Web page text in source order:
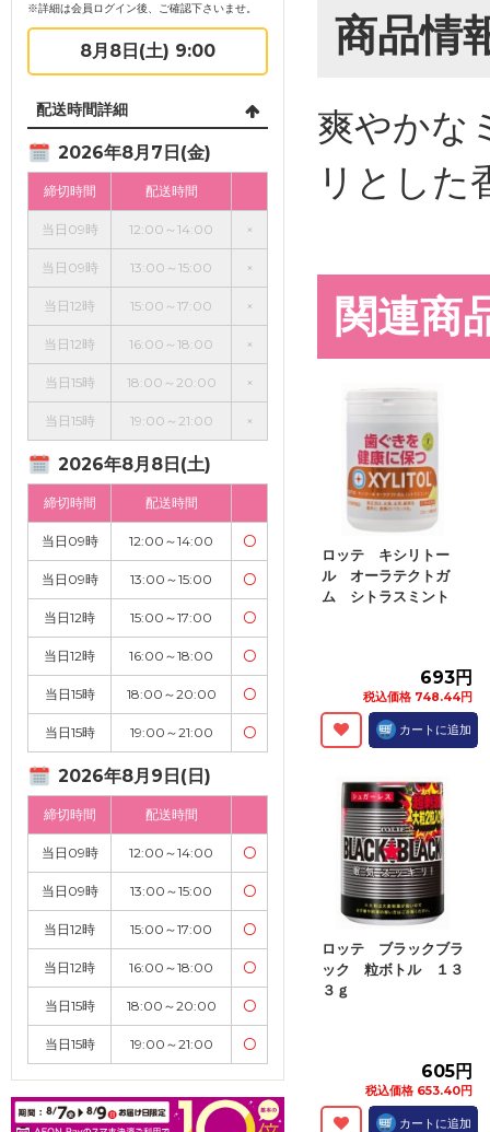
※詳細は会員ログイン後、ご確認下さいませ。
8月8日(土) 9:00
配送時間詳細
2026年8月7日(金)
締切時間 配送時間
当日09時 12:00～14:00 ×
当日09時 13:00～15:00 ×
当日12時 15:00～17:00 ×
当日12時 16:00～18:00 ×
当日15時 18:00～20:00 ×
当日15時 19:00～21:00 ×
2026年8月8日(土)
締切時間 配送時間
当日09時 12:00～14:00 〇
当日09時 13:00～15:00 〇
当日12時 15:00～17:00 〇
当日12時 16:00～18:00 〇
当日15時 18:00～20:00 〇
当日15時 19:00～21:00 〇
2026年8月9日(日)
締切時間 配送時間
当日09時 12:00～14:00 〇
当日09時 13:00～15:00 〇
当日12時 15:00～17:00 〇
当日12時 16:00～18:00 〇
当日15時 18:00～20:00 〇
当日15時 19:00～21:00 〇
商品情
爽やかな
リとした
関連商
ロッテ キシリトー
ル オーラテクトガ
ム シトラスミント
693円
税込価格 748.44円
カートに追加
ロッテ ブラックブラ
ック 粒ボトル １３
３ｇ
605円
税込価格 653.40円
カートに追加